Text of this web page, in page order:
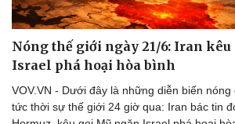
Nóng thế giới ngày 21/6: Iran
Israel phá hoại hòa bình
VOV.VN - Dưới đây là những diễn biến nóng
tức thời sự thế giới 24 giờ qua: Iran bác tin